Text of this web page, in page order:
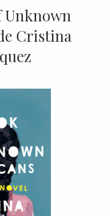
Unknown
Cristina